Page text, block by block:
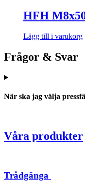
HFH
Lägg till i varukorg
Frågor & Svar
När ska jag välja
Våra produkter
Trådgänga